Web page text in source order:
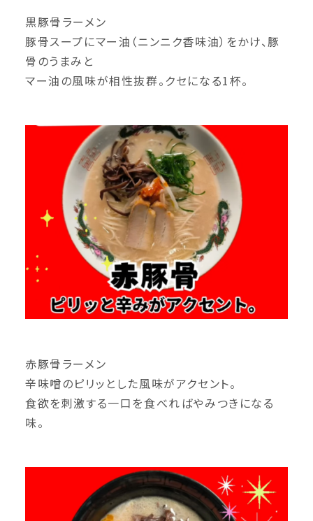
黒豚骨ラーメン
豚骨スープにマー油（ニンニク香味油）をかけ、豚
骨のうまみと
マー油の風味が相性抜群。クセになる1杯。
赤豚骨ラーメン
辛味噌のピリッとした風味がアクセント。
食欲を刺激する一口を食べればやみつきになる
味。